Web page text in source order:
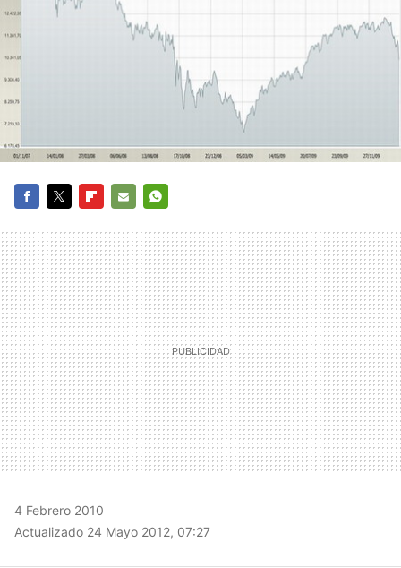
MAIL
4 Febrero 2010
Actualizado 24 Mayo 2012, 07:27